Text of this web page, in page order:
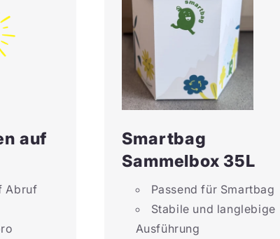
auf
Abruf
Smartbag
Sammelbox 35L
Passend für Smartbag
Stabile und langlebige
Ausführung